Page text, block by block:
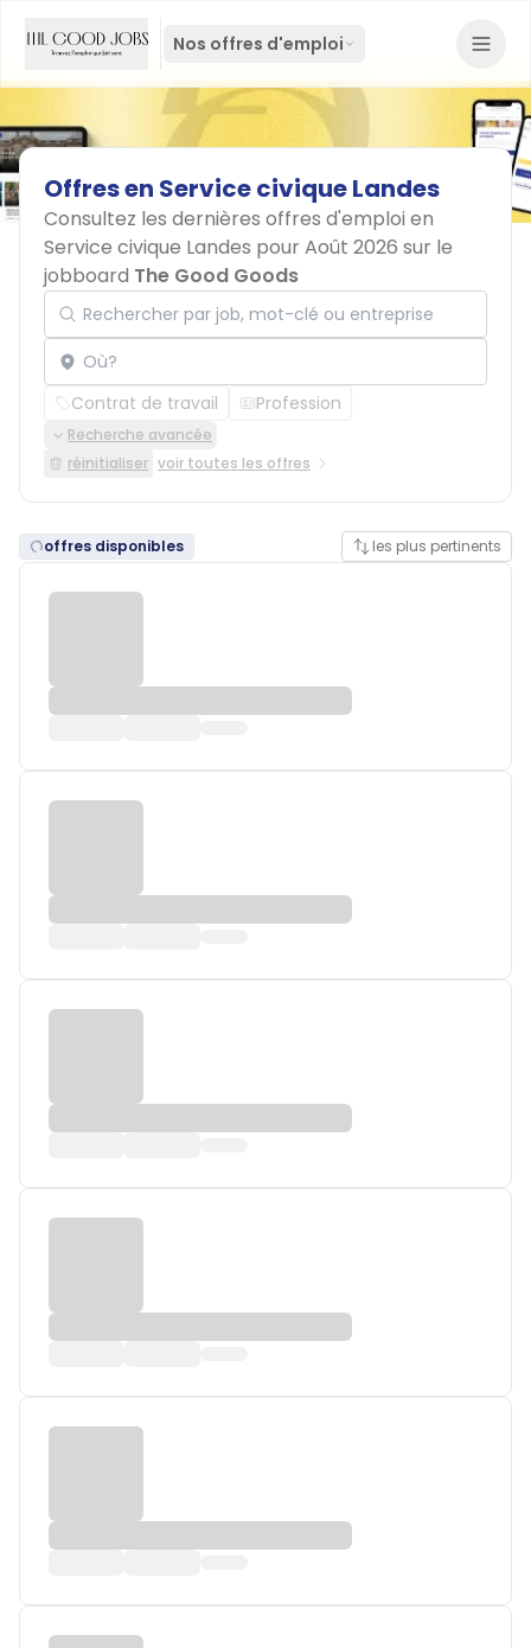
Nos offres d'emploi
Offresen ServiceciviqueLandes
Consultez les dernières offres d'emploi en
Service civique Landes pour Août 2026 sur le
jobboard The Good Goods
Rechercher par job, mot-clé ou entreprise
Localisation
Contrat de travail Profession
Recherche avancée
réinitialiser voir toutes les offres
offres disponibles les plus pertinents